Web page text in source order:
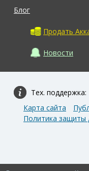
Блог
Продать
Новости
Тех. поддержка:
Карта сайта
Политика защиты